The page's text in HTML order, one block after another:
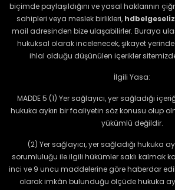
biçimde paylaşıldığını ve yasal haklarının
sahipleri veya meslek birlikleri,
mail adresinden bize ulaşabilirler. Buraya
hukuksal olarak incelenecek, şikayet
ihlal olduğu düşünülen içerikler
İlgili Yasa:
MADDE 5 (1) Yer sağlayıcı, yer sağladığı
hukuka aykırı bir faaliyetin söz konusu olup
yükümlü değildir.
(2) Yer sağlayıcı, yer sağladığı hukuka
sorumluluğu ile ilgili hükümler saklı kalmak
inci ve 9 uncu maddelerine göre haberdar
olarak imkân bulunduğu ölçüde hukuka